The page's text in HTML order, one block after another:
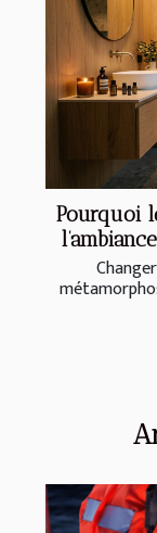
Pourquoi